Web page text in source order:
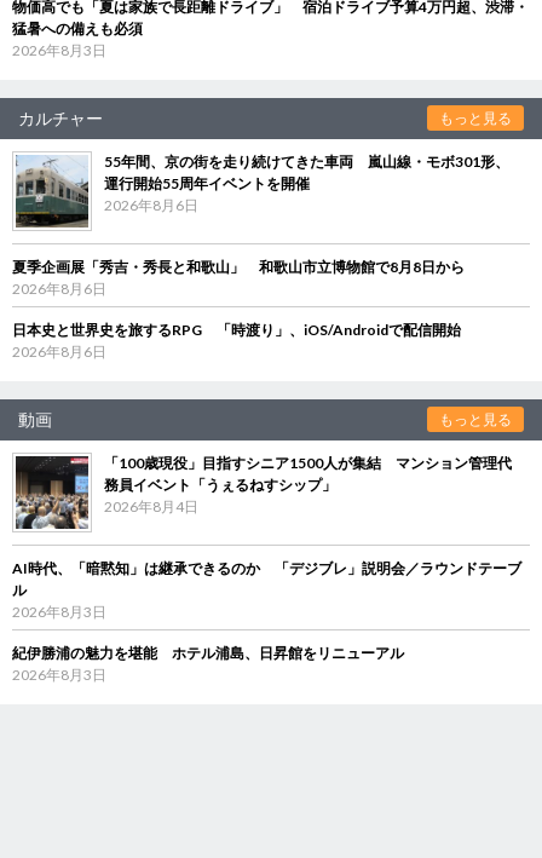
物価高でも「夏は家族で長距離ドライブ」 宿泊ドライブ予算4万円超、渋滞・
猛暑への備えも必須
2026年8月3日
カルチャー もっと見る
55年間、京の街を走り続けてきた車両 嵐山線・モボ301形、
運行開始55周年イベントを開催
2026年8月6日
夏季企画展「秀吉・秀長と和歌山」 和歌山市立博物館で8月8日から
2026年8月6日
日本史と世界史を旅するRPG 「時渡り」、iOS/Androidで配信開始
2026年8月6日
動画 もっと見る
「100歳現役」目指すシニア1500人が集結 マンション管理代
務員イベント「うぇるねすシップ」
2026年8月4日
AI時代、「暗黙知」は継承できるのか 「デジブレ」説明会／ラウンドテーブ
ル
2026年8月3日
紀伊勝浦の魅力を堪能 ホテル浦島、日昇館をリニューアル
2026年8月3日